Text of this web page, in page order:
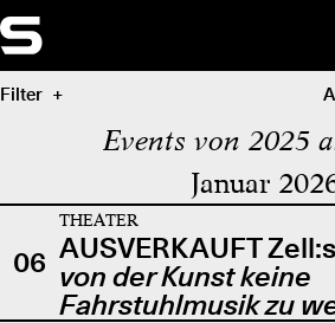
Filter
Events von 2025
Januar
06
THEATER
AUSVERKAUFT
von der Kunst keine
Fahrstuhlmusik zu